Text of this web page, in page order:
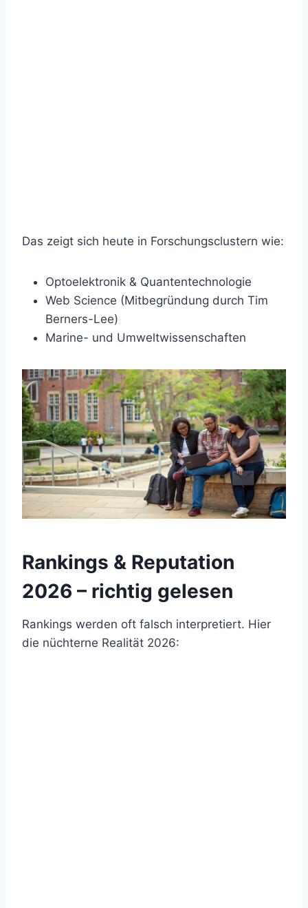
Das zeigt sich heute in Forschungsclustern wie:
Optoelektronik & Quantentechnologie
Web Science (Mitbegründung durch Tim
Berners-Lee)
Marine- und Umweltwissenschaften
Rankings & Reputation
2026 – richtig gelesen
Rankings werden oft falsch interpretiert. Hier
die nüchterne Realität 2026: